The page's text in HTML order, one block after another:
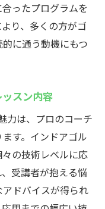
ったプログラムを
り、多くの方がゴ
に通う動機にもつ
スン内容
力は、プロのコーチ
す。インドアゴル
の技術レベルに応
受講者が抱える悩
ドバイスが得られ